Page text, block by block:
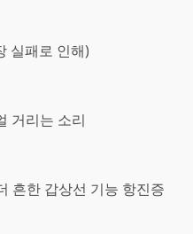
실패로 인해)
거리는 소리
흔한 갑상선 기능 항진증